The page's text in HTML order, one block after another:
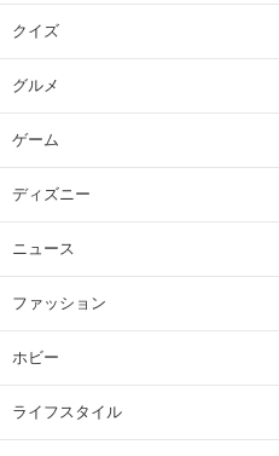
クイズ
グルメ
ゲーム
ディズニー
ニュース
ファッション
ホビー
ライフスタイル